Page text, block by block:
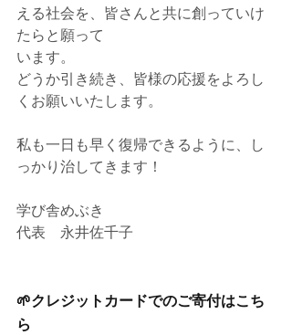
える社会を、皆さんと共に創っていけ
たらと願って
います。
どうか引き続き、皆様の応援をよろし
くお願いいたします。
私も一日も早く復帰できるように、し
っかり治してきます！
学び舎めぶき
代表　永井佐千子
🌱クレジットカードでのご寄付はこち
ら